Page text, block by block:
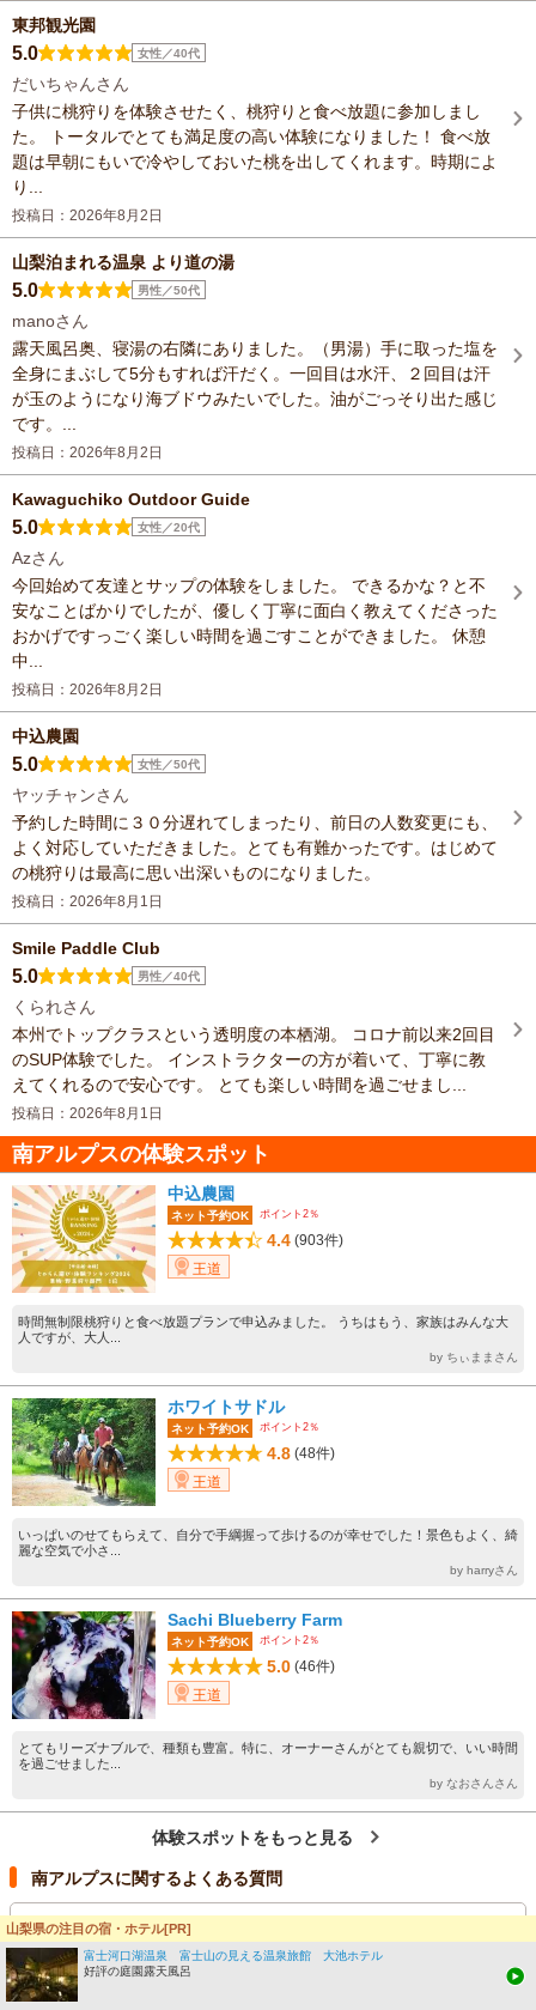
東邦観光園
5.0 女性／40代
だいちゃんさん
子供に桃狩りを体験させたく、桃狩りと食べ放題に参加しまし
た。 トータルでとても満足度の高い体験になりました！ 食べ放
題は早朝にもいで冷やしておいた桃を出してくれます。時期によ
り...
投稿日：2026年8月2日
山梨泊まれる温泉 より道の湯
5.0 男性／50代
manoさん
露天風呂奥、寝湯の右隣にありました。（男湯）手に取った塩を
全身にまぶして5分もすれば汗だく。一回目は水汗、２回目は汗
が玉のようになり海ブドウみたいでした。油がごっそり出た感じ
です。...
投稿日：2026年8月2日
Kawaguchiko Outdoor Guide
5.0 女性／20代
Azさん
今回始めて友達とサップの体験をしました。 できるかな？と不
安なことばかりでしたが、優しく丁寧に面白く教えてくださった
おかげですっごく楽しい時間を過ごすことができました。 休憩
中...
投稿日：2026年8月2日
中込農園
5.0 女性／50代
ヤッチャンさん
予約した時間に３０分遅れてしまったり、前日の人数変更にも、
よく対応していただきました。とても有難かったです。はじめて
の桃狩りは最高に思い出深いものになりました。
投稿日：2026年8月1日
Smile Paddle Club
5.0 男性／40代
くられさん
本州でトップクラスという透明度の本栖湖。 コロナ前以来2回目
のSUP体験でした。 インストラクターの方が着いて、丁寧に教
えてくれるので安心です。 とても楽しい時間を過ごせまし...
投稿日：2026年8月1日
南アルプスの体験スポット
中込農園
ネット予約OK ポイント2％
4.4 (903件)
王道
時間無制限桃狩りと食べ放題プランで申込みました。 うちはもう、家族はみんな大
人ですが、大人...
by ちぃままさん
ホワイトサドル
ネット予約OK ポイント2％
4.8 (48件)
王道
いっぱいのせてもらえて、自分で手綱握って歩けるのが幸せでした！景色もよく、綺
麗な空気で小さ...
by harryさん
Sachi Blueberry Farm
ネット予約OK ポイント2％
5.0 (46件)
王道
とてもリーズナブルで、種類も豊富。特に、オーナーさんがとても親切で、いい時間
を過ごせました...
by なおさんさん
体験スポットをもっと見る
南アルプスに関するよくある質問
南アルプスで、カップル・夫婦に人気の施設TOP3はどこで
すか？
南アルプスで、子供に人気の施設TOP3はどこですか？
山梨県の注目の宿・ホテル[PR]
富士河口湖温泉 富士山の見える温泉旅館 大池ホテル
好評の庭園露天風呂